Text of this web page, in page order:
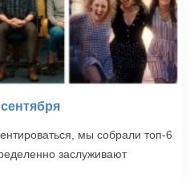
мы собрали топ-6
заслуживают